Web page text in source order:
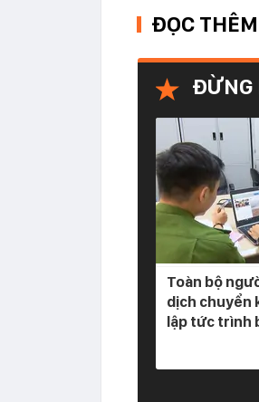
ĐỌC THÊM
ĐỪNG
Toàn bộ
dịch chuyển
lập tức trình